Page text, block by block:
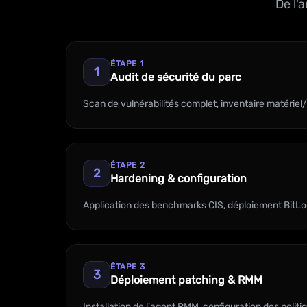
De
1
ÉTAPE 1
Audit de sécurité du parc
Scan de vulnérabilités complet, inventaire
2
ÉTAPE 2
Hardening & configuration
Application des benchmarks CIS, déploiement
3
ÉTAPE 3
Déploiement patching & RMM